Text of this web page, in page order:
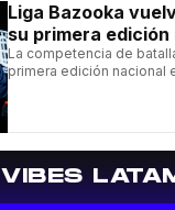
Liga Bazooka
su primera
La competencia de
primera edición nacional
VIBES